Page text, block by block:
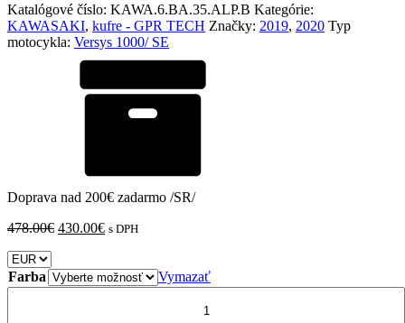
Katalógové číslo: KAWA.6.BA.35.ALP.B Kategórie:
KAWASAKI, kufre - GPR TECH Značky: 2019, 2020 Typ
motocykla: Versys 1000/ SE
Doprava nad 200€ zadarmo /SR/
478.00€ Pôvodná
478.00€.
430.00€Aktuálna
430.00€.
s DPH
Farba
Vymazať